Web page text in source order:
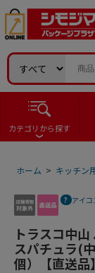
カテゴリから探す
ホーム > キッチン
アイコ
トラスコ中
スパチュラ(
個）【直送品